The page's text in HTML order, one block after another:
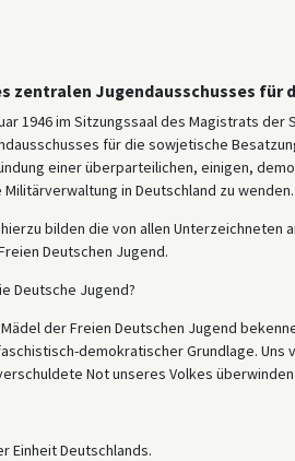
zentralen Jugendausschusses für
1946 im Sitzungssaal des Magistrats
für die sowjetische
einer überparteilichen, einigen,
in Deutschland zu wenden.
bilden die von allen
Deutschen Jugend.
Deutsche Jugend?
der Freien Deutschen Jugend
demokratischer Grundlage.
Not unseres Volkes
Einheit Deutschlands.